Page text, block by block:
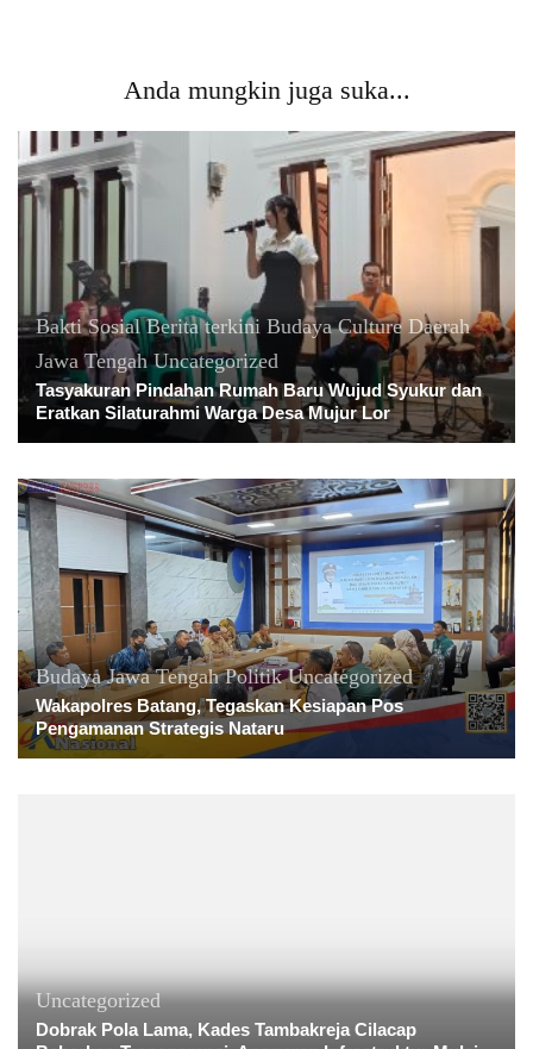
Anda mungkin juga suka...
Bakti Sosial Berita terkini Budaya Culture Daerah
Jawa Tengah Uncategorized
Tasyakuran Pindahan Rumah Baru Wujud Syukur dan
Eratkan Silaturahmi Warga Desa Mujur Lor
Budaya Jawa Tengah Politik Uncategorized
Wakapolres Batang, Tegaskan Kesiapan Pos
Pengamanan Strategis Nataru
Uncategorized
Dobrak Pola Lama, Kades Tambakreja Cilacap